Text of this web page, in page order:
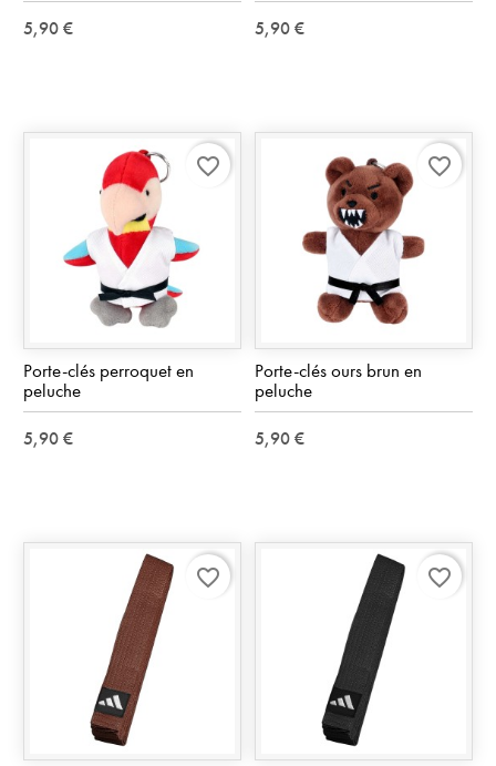
5,90 € 5,90 €
Porte-clés perroquet en
peluche
5,90 €
favorite_border
Porte-clés ours brun en
peluche
5,90 €
favorite_border
favorite_border favorite_border